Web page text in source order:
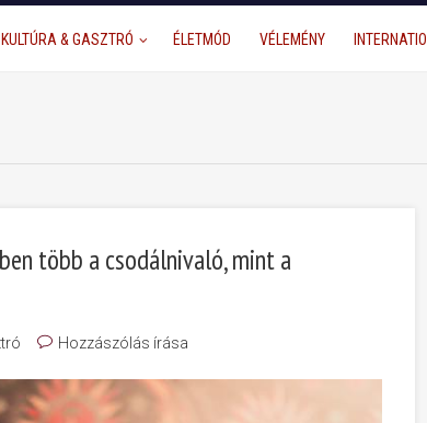
KULTÚRA & GASZTRÓ ÉLETMÓD VÉLEMÉNY
több a csodálnivaló, mint a
Hozzászólás írása